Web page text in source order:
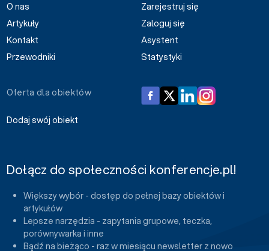
O nas
Artykuły
Kontakt
Przewodniki
Zarejestruj się
Zaloguj się
Asystent
Statystyki
Oferta dla obiektów
Dodaj swój obiekt
Dołącz do społeczności konferencje.pl!
Większy wybór - dostęp do pełnej bazy obiektów i
artykułów
Lepsze narzędzia - zapytania grupowe, teczka,
porównywarka i inne
Bądź na bieżąco - raz w miesiącu newsletter z nowo